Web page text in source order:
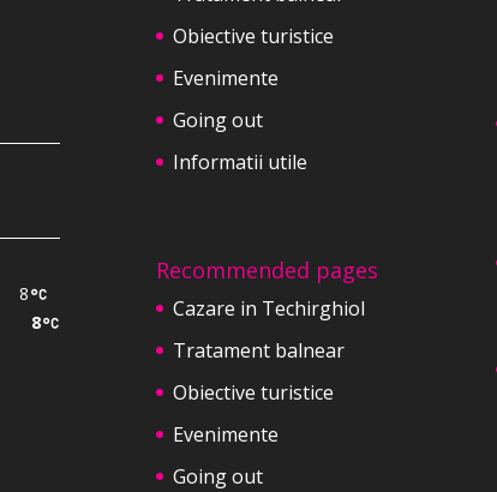
8
8
Obiective turistice
Evenimente
Going out
Informatii utile
Recommended pages
Cazare in Techirghiol
Tratament balnear
Obiective turistice
Evenimente
Going out